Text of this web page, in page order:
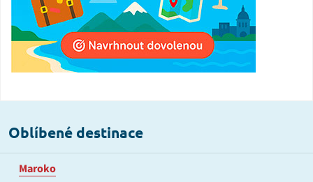
Oblíbené destinace
Maroko